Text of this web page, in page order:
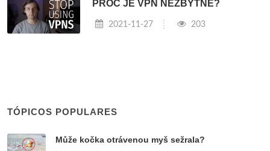
PROČ JE VPN NEZBYTNÉ?
2021-11-27 203
TÓPICOS POPULARES
Může kočka otrávenou myš sežrala?